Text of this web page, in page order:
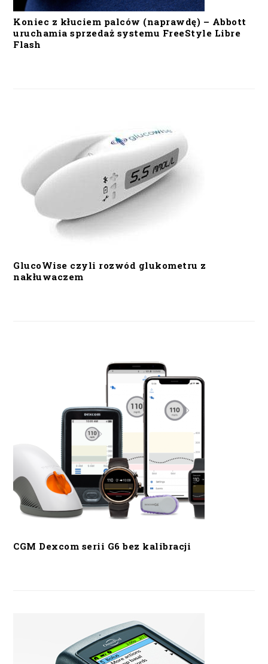
Koniec z kłuciem palców (naprawdę) – Abbott
uruchamia sprzedaż systemu FreeStyle Libre
Flash
GlucoWise czyli rozwód glukometru z
nakłuwaczem
CGM Dexcom serii G6 bez kalibracji